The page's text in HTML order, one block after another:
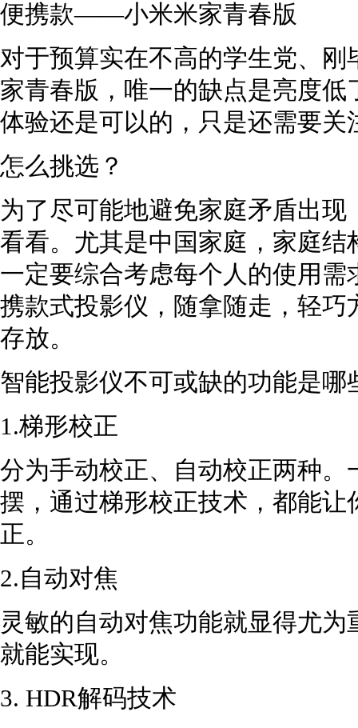
便携款——小米米家青春版
对于预算实在不高的学生党、
家青春版，唯一的缺点是亮度
体验还是可以的，只是还需要关
怎么挑选？
为了尽可能地避免家庭矛盾出
看看。尤其是中国家庭，家庭
一定要综合考虑每个人的使用
携款式投影仪，随拿随走，轻
存放。
智能投影仪不可或缺的功能是哪
1.梯形校正
分为手动校正、自动校正两种
摆，通过梯形校正技术，都能
正。
2.自动对焦
灵敏的自动对焦功能就显得尤
就能实现。
3. HDR解码技术